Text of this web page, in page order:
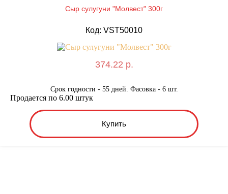
Сыр сулугуни "Молвест" 300г
Код: VST50010
374.22 р.
Срок годности - 55 дней. Фасовка - 6 шт.
Купить
Продается по 6.00 штук